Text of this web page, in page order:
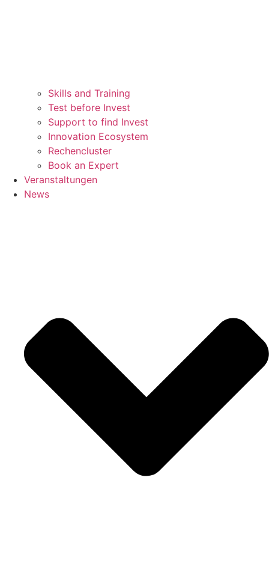
Skills and Training
Test before Invest
Support to find Invest
Innovation Ecosystem
Rechencluster​
Book an Expert
Veranstaltungen
News